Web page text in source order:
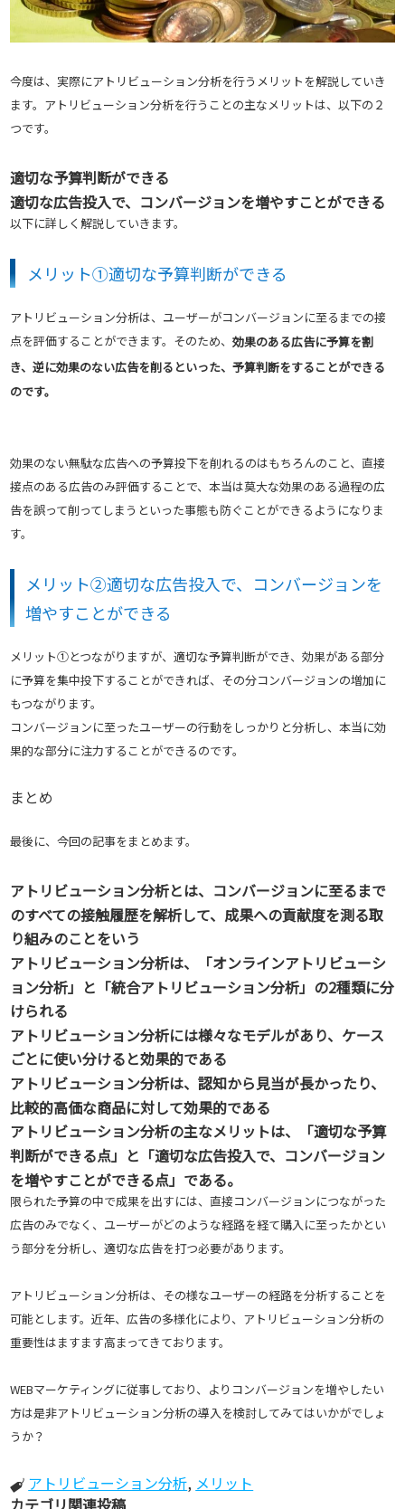
今度は、実際にアトリビューション分析を行うメリットを解説していき
ます。アトリビューション分析を行うことの主なメリットは、以下の２
つです。
適切な予算判断ができる
適切な広告投入で、コンバージョンを増やすことができる
以下に詳しく解説していきます。
メリット①適切な予算判断ができる
アトリビューション分析は、ユーザーがコンバージョンに至るまでの接
点を評価することができます。そのため、効果のある広告に予算を割
き、逆に効果のない広告を削るといった、予算判断をすることができる
のです。
効果のない無駄な広告への予算投下を削れるのはもちろんのこと、直接
接点のある広告のみ評価することで、本当は莫大な効果のある過程の広
告を誤って削ってしまうといった事態も防ぐことができるようになりま
す。
メリット②適切な広告投入で、コンバージョンを
増やすことができる
メリット①とつながりますが、適切な予算判断ができ、効果がある部分
に予算を集中投下することができれば、その分コンバージョンの増加に
もつながります。
コンバージョンに至ったユーザーの行動をしっかりと分析し、本当に効
果的な部分に注力することができるのです。
まとめ
最後に、今回の記事をまとめます。
アトリビューション分析とは、コンバージョンに至るまで
のすべての接触履歴を解析して、成果への貢献度を測る取
り組みのことをいう
アトリビューション分析は、「オンラインアトリビューシ
ョン分析」と「統合アトリビューション分析」の2種類に分
けられる
アトリビューション分析には様々なモデルがあり、ケース
ごとに使い分けると効果的である
アトリビューション分析は、認知から見当が長かったり、
比較的高価な商品に対して効果的である
アトリビューション分析の主なメリットは、「適切な予算
判断ができる点」と「適切な広告投入で、コンバージョン
を増やすことができる点」である。
限られた予算の中で成果を出すには、直接コンバージョンにつながった
広告のみでなく、ユーザーがどのような経路を経て購入に至ったかとい
う部分を分析し、適切な広告を打つ必要があります。
アトリビューション分析は、その様なユーザーの経路を分析することを
可能とします。近年、広告の多様化により、アトリビューション分析の
重要性はますます高まってきております。
WEBマーケティングに従事しており、よりコンバージョンを増やしたい
方は是非アトリビューション分析の導入を検討してみてはいかがでしょ
うか？
アトリビューション分析, メリット